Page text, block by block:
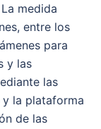
medida
entre los
para
y las
las
la plataforma
de las